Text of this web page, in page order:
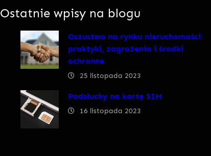
Ostatnie wpisy na blogu
Oszustwa na rynku nieruchomości:
praktyki, zagrożenia i środki
ochronne
25 listopada 2023
Podsłuchy na kartę SIM
16 listopada 2023